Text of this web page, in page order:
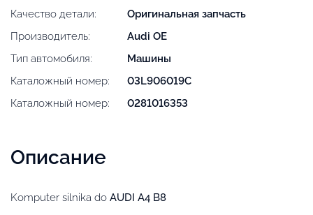
Качество детали:
Оригинальная запчасть
Производитель:
Audi OE
Тип автомобиля:
Машины
Каталожный номер:
03L906019C
Каталожный номер:
0281016353
Описание
Komputer silnika do AUDI A4 B8